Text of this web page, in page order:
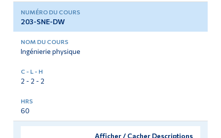
203-SNE-DW
Ingénierie physique
2 - 2 - 2
60
Afficher/ CacherDescriptions